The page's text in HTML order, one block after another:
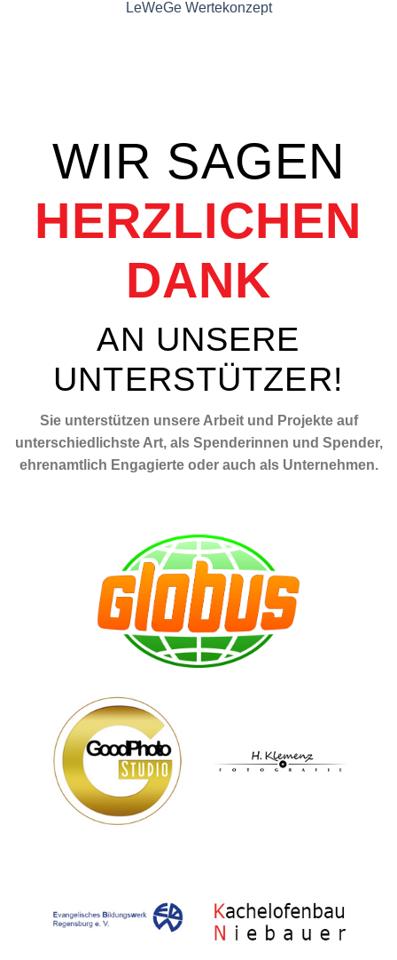
LeWeGe Wertekonzept
WIR SAGEN
HERZLICHEN
DANK
AN UNSERE
UNTERSTÜTZER!
Sie unterstützen unsere Arbeit und Projekte auf
unterschiedlichste Art, als Spenderinnen und Spender,
ehrenamtlich Engagierte oder auch als Unternehmen.